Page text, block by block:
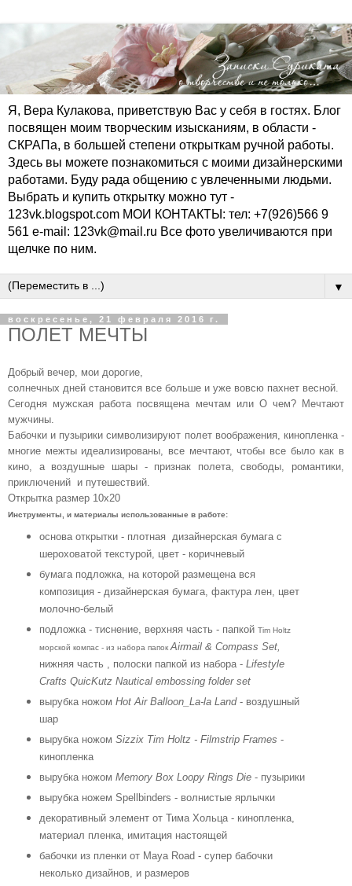
Я, Вера Кулакова, приветствую Вас у себя в гостях. Блог
посвящен моим творческим изысканиям, в области -
СКРАПа, в большей степени открыткам ручной работы.
Здесь вы можете познакомиться с моими дизайнерскими
работами. Буду рада общению с увлеченными людьми.
Выбрать и купить открытку можно тут -
123vk.blogspot.com МОИ КОНТАКТЫ: тел: +7(926)566 9
561 e-mail: 123vk@mail.ru Все фото увеличиваются при
щелчке по ним.
▼
воскресенье, 21 февраля 2016 г.
ПОЛЕТ МЕЧТЫ
Добрый вечер, мои дорогие,
солнечных дней становится все больше и уже вовсю пахнет весной.
Сегодня мужская работа посвящена мечтам или О чем? Мечтают
мужчины.
Бабочки и пузырики символизируют полет воображения, кинопленка -
многие межты идеализированы, все мечтают, чтобы все было как в
кино, а воздушные шары - признак полета, свободы, романтики,
приключений и путешествий.
Открытка размер 10х20
Инструменты, и материалы использованные в работе:
основа открытки - плотная дизайнерская бумага с
шероховатой текстурой, цвет - коричневый
бумага подложка, на которой размещена вся
композиция - дизайнерская бумага, фактура лен, цвет
молочно-белый
подложка - тиснение, верхняя часть - папкой Tim Holtz
морской компас - из набора папок Airmail & Compass Set,
нижняя часть , полоски папкой из набора - Lifestyle
Crafts QuicKutz Nautical embossing folder set
вырубка ножом Hot Air Balloon_La-la Land- воздушный
шар
вырубка ножом Sizzix Tim Holtz - Filmstrip Frames -
кинопленка
вырубка ножом Memory Box Loopy Rings Die- пузырики
вырубка ножем Spellbinders - волнистые ярлычки
декоративный элемент от Тима Хольца - кинопленка,
материал пленка, имитация настоящей
бабочки из пленки от Maya Road - супер бабочки
неколько дизайнов, и размеров